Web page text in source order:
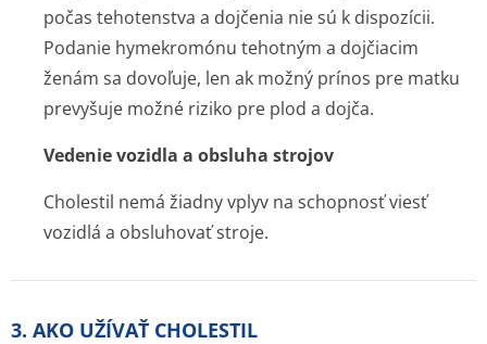
počas tehotenstva a dojčenia nie sú k dispozícii.
Podanie hymekromónu tehotným a dojčiacim
ženám sa dovoľuje, len ak možný prínos pre matku
prevyšuje možné riziko pre plod a dojča.
Vedenie vozidla a obsluha strojov
Cholestil nemá žiadny vplyv na schopnosť viesť
vozidlá a obsluhovať stroje.
3. AKO UŽÍVAŤ CHOLESTIL